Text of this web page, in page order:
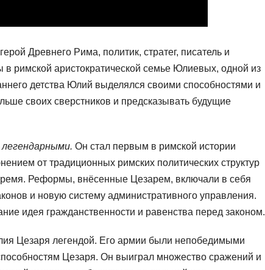
Древнего Рима, политик, стратег, писатель и
римской аристократической семье Юлиевых, одной из
детства Юлий выделялся своими способностями и
своих сверстников и предсказывать будущие
Он стал первым в римской истории
от традиционных римских политических структур
Реформы, внёсенные Цезарем, включали в себя
и новую систему административного управления.
идея гражданственности и равенства перед законом.
Цезаря легендой. Его армии были непобедимыми
Цезаря. Он выиграл множество сражений и